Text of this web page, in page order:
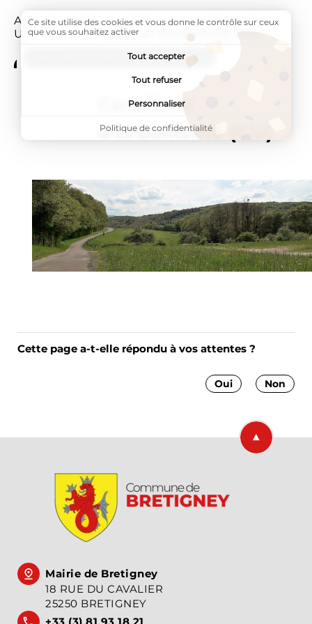
Accueil Mon quotidien
Les démarches
Urbanisme
Page active :
Certificat d'urbanisme (CU)
ADDTOANY (SHARE) EST DÉSACTIVÉ.
Certificat
d'urbanisme (CU)
Cette page a-t-elle répondu à vos attentes ?
Non
Oui
Retourner
Mairie de Bretigney
18 RUE DU CAVALIER
25250 BRETIGNEY
Ce site utilise des cookies et vous donne le contrôle sur ceux
que vous souhaitez activer
Tout accepter
Tout refuser
Personnaliser
Politique de confidentialité